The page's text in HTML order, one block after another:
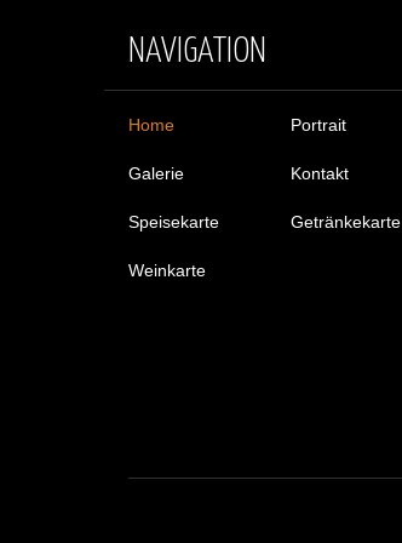
NAVIGATION
Home Portrait
Galerie Kontakt
Speisekarte Getränkekarte
Weinkarte